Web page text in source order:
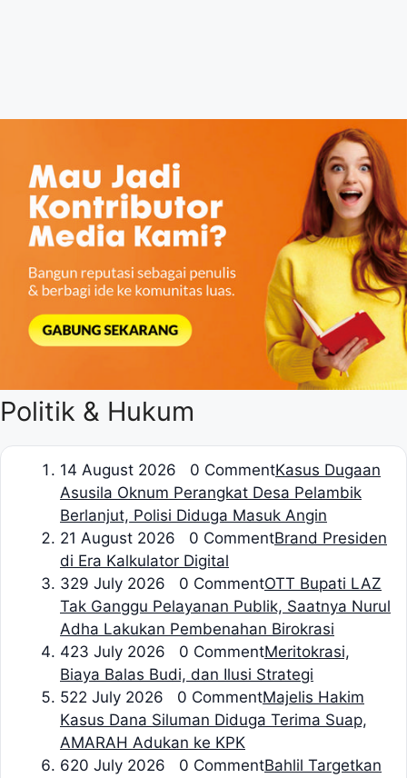
Politik & Hukum
14 August 2026 0 CommentKasus Dugaan
Asusila Oknum Perangkat Desa Pelambik
Berlanjut, Polisi Diduga Masuk Angin
21 August 2026 0 CommentBrand Presiden
di Era Kalkulator Digital
329 July 2026 0 CommentOTT Bupati LAZ
Tak Ganggu Pelayanan Publik, Saatnya Nurul
Adha Lakukan Pembenahan Birokrasi
423 July 2026 0 CommentMeritokrasi,
Biaya Balas Budi, dan Ilusi Strategi
522 July 2026 0 CommentMajelis Hakim
Kasus Dana Siluman Diduga Terima Suap,
AMARAH Adukan ke KPK
620 July 2026 0 CommentBahlil Targetkan